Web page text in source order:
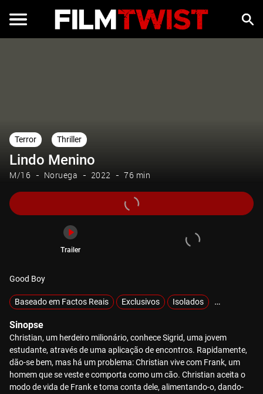
Terror Thriller
Lindo Menino
M/16 Noruega 2022 76 min
Trailer
Good Boy
Baseado em Factos Reais Exclusivos Isolados MOTELX
Sinopse
Christian, um herdeiro milionário, conhece Sigrid, uma jovem
estudante, através de uma aplicação de encontros. Rapidamente,
dão-se bem, mas há um problema: Christian vive com Frank, um
homem que se veste e comporta como um cão. Christian aceita o
modo de vida de Frank e toma conta dele, alimentando-o, dando-